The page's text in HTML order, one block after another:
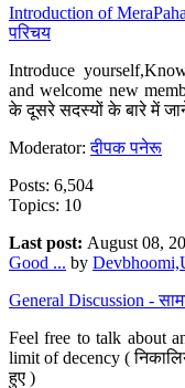
Introduction of
परिचय
Introduce
and welcome new
के दूसरे सदस्यों के बारे में
Moderator:दीपक पनेरू
Posts: 6,504
Topics: 10
Last post: August 08,
Good ... by
General Discussion -
Feel free to talk about
limit of decency (
हुए )